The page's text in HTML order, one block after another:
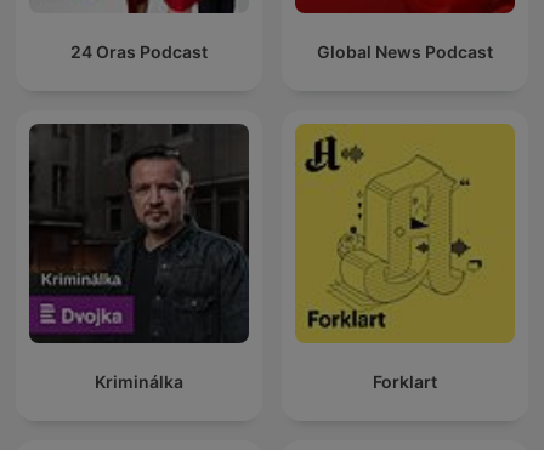
24 Oras Podcast Global News Podcast
Kriminálka Forklart